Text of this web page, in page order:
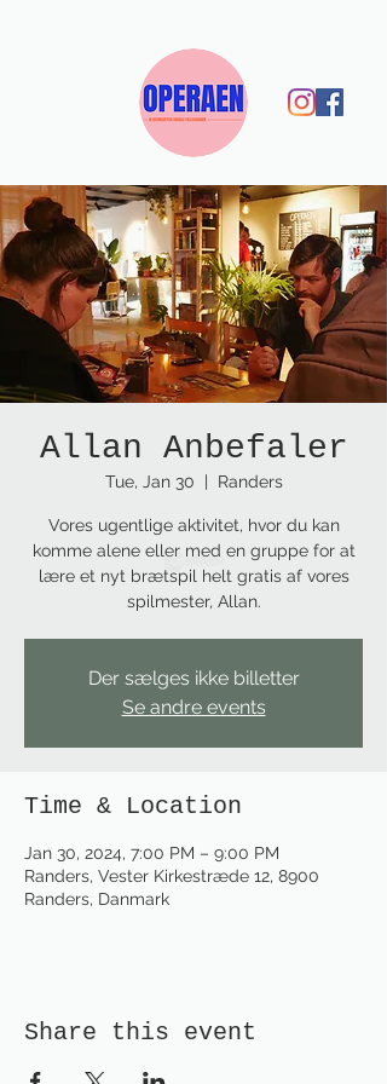
Allan Anbefaler
Tue, Jan 30
  |
Randers
Vores ugentlige aktivitet, hvor du kan
komme alene eller med en gruppe for at
lære et nyt brætspil helt gratis af vores
spilmester, Allan.
Der sælges ikke billetter
Se andre events
Time & Location
Jan 30, 2024, 7:00 PM – 9:00 PM
Randers, Vester Kirkestræde 12, 8900
Randers, Danmark
Share this event